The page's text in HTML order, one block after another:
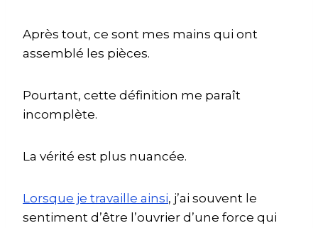
Après tout, ce sont mes mains qui ont
assemblé les pièces.
Pourtant, cette définition me paraît
incomplète.
La vérité est plus nuancée.
Lorsque je travaille ainsi, j’ai souvent le
sentiment d’être l’ouvrier d’une force qui